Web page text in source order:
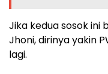
Jika kedua sosok ini
Jhoni, dirinya yakin
lagi.